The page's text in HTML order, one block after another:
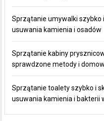
Sprzątanie umywalki
usuwania kamienia i osadów
Sprzątanie kabiny
sprawdzone metody i
Sprzątanie toalety szybko i
usuwania kamienia i bakterii